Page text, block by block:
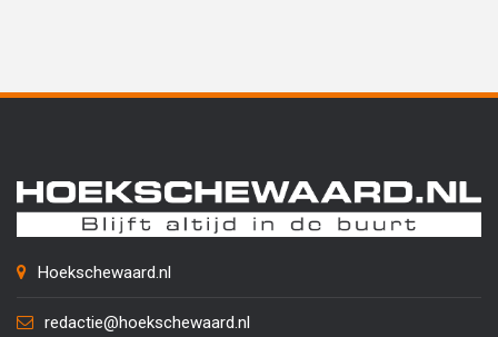
Hoekschewaard.nl
redactie@hoekschewaard.nl